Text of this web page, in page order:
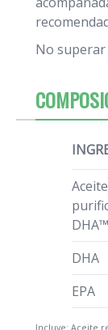
No superar
DHA
EPA
Incluye: Aceite